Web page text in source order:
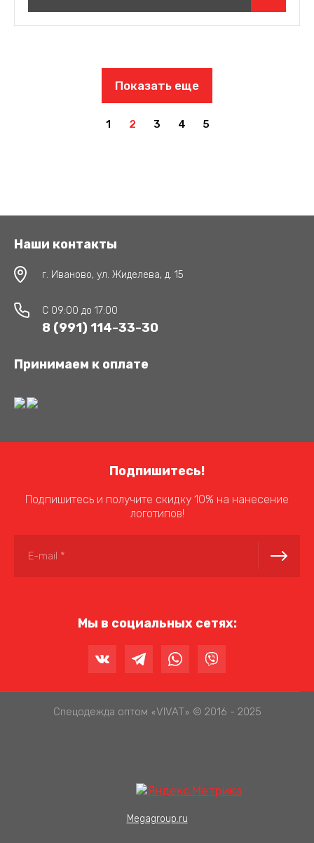
Показать еще
1 2 3 4 5
Наши контакты
г. Иваново, ул. Жиделева, д. 15
C 09:00 до 17:00
8 (991) 114-33-30
Принимаем к оплате
Подпишитесь!
Подпишитесь и получите скидку 10% на нанесение
логотипов!
Мы в социальных сетях:
Спецодежда оптом «VIVAT » © 2016 - 2025
Megagroup.ru